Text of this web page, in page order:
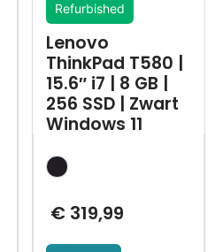
Refurbished
Lenovo
ThinkPad T580 |
15.6″ i7 | 8 GB |
256 SSD | Zwart
Windows 11
€ 319,99